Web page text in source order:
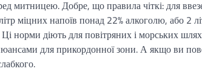
митницею. Добре, що правила чіткі: для
міцних напоїв понад 22% алкоголю, або 2
Ці норми діють для повітряних і морських
для прикордонної зони. А якщо ви